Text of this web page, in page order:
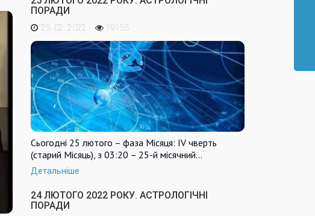
ПОРАДИ
25. 02. 2022 19155
Сьогодні 25 лютого – фаза Місяця: IV чверть
(старий Місяць), з 03:20 – 25-й місячний…
Детальніше
24 ЛЮТОГО 2022 РОКУ. АСТРОЛОГІЧНІ
ПОРАДИ